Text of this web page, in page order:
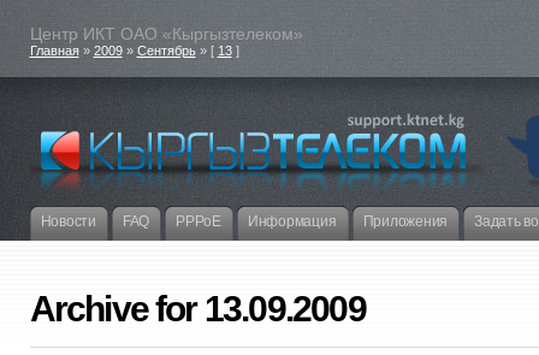
Центр ИКТ ОАО «Кыргызтелеком»
Главная» 2009» Сентябрь» [ 13]
Новости FAQ PPPoE Информация Приложения Задать
Archive for 13.09.2009